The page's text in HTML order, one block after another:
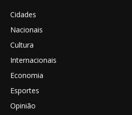
Cidades
Nacionais
Cultura
Internacionais
Economia
Esportes
Opinião